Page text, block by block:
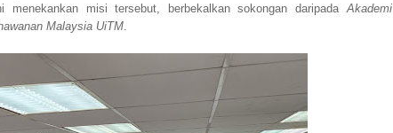
misi tersebut, berbekalkan sokongan daripadaAkademi
Malaysia UiTM.